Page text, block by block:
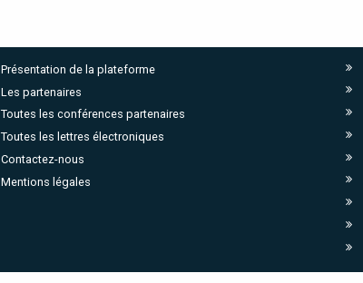
Présentation de la plateforme
Les partenaires
Toutes les conférences partenaires
Toutes les lettres électroniques
Contactez-nous
Mentions légales